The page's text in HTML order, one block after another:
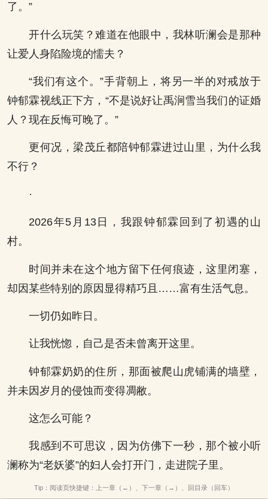
了。”
开什么玩笑？难道在他眼中，我林听澜会是那种
让爱人身陷险境的懦夫？
“我们有这个。”手背朝上，将另一半的对戒放于
钟郁霖视线正下方，“不是说好让禹涧雪当我们的证婚
人？现在反悔可晚了。”
更何况，梁茂丘都陪钟郁霖进过山里，为什么我
不行？
·
2026年5月13日，我跟钟郁霖回到了初遇的山
村。
时间并未在这个地方留下任何痕迹，这里闭塞，
却因某些特别的原因显得精巧且……富有生活气息。
一切仍如昨日。
让我恍惚，自己是否未曾离开这里。
钟郁霖奶奶的住所，那面被爬山虎铺满的墙壁，
并未因岁月的侵蚀而变得凋敝。
这怎么可能？
我感到不可思议，因为仿佛下一秒，那个被小听
澜称为“老妖婆”的妇人会打开门，走进院子里。
Tip：阅读页快捷键：上一章（←）、下一章（→）、回目录（回车）